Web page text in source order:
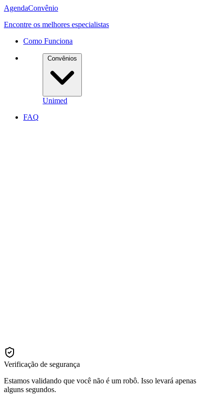
AgendaConvênio
Encontre os melhores especialistas
Como Funciona
Convênios
Unimed
FAQ
Verificação de segurança
Estamos validando que você não é um robô. Isso levará apenas
alguns segundos.